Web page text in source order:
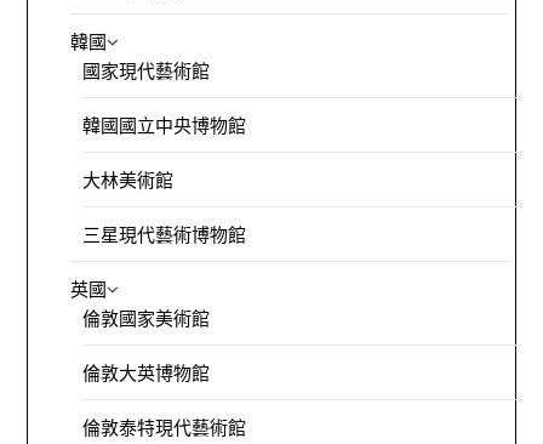
韓國
國家現代藝術館
韓國國立中央博物館
大林美術館
三星現代藝術博物館
英國
倫敦國家美術館
倫敦大英博物館
倫敦泰特現代藝術館